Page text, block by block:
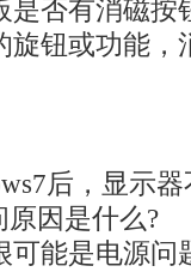
否有消磁按
钮或功能，
后，显示器
原因是什么?
能是电源问